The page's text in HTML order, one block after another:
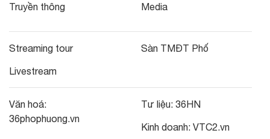
Truyền thông Media
Streaming tour
Livestream
Sàn TMĐT Phố
Văn hoá:
36phophuong.vn
Tư liệu: 36HN
Kinh doanh: VTC2.vn